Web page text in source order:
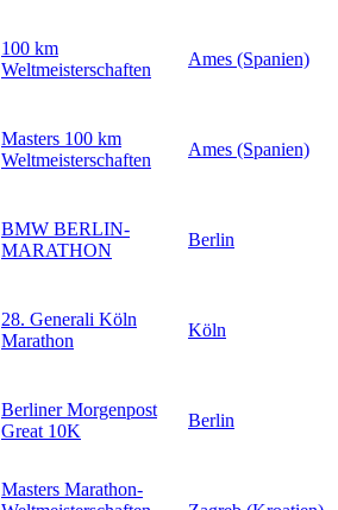
100 km
Weltmeisterschaften
Ames (Spanien)
Masters 100 km
Weltmeisterschaften
Ames (Spanien)
BMW BERLIN-
MARATHON
Berlin
28. Generali Köln
Marathon
Köln
Berliner Morgenpost
Great 10K
Berlin
Masters Marathon-